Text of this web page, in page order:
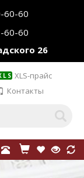
60-60
60-60
26
XLS-прайс
Контакты